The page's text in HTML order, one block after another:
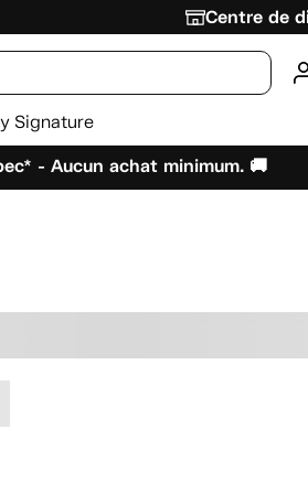
Centre de
Signature
- Aucun achat minimum. 🚚